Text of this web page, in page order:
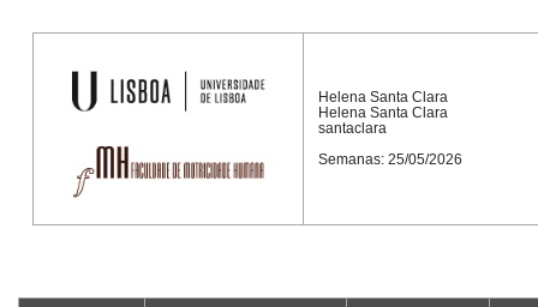
Helena Santa Clara
Helena Santa Clara
santaclara
Semanas: 25/05/2026